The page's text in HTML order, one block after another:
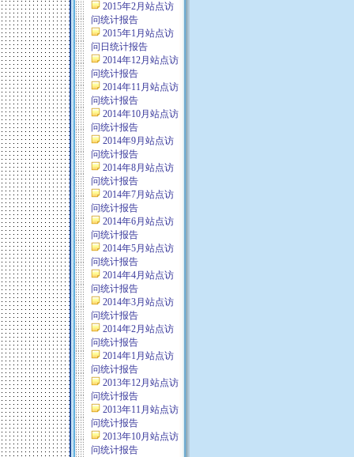
2015年2月站点访
问统计报告
2015年1月站点访
问日统计报告
2014年12月站点访
问统计报告
2014年11月站点访
问统计报告
2014年10月站点访
问统计报告
2014年9月站点访
问统计报告
2014年8月站点访
问统计报告
2014年7月站点访
问统计报告
2014年6月站点访
问统计报告
2014年5月站点访
问统计报告
2014年4月站点访
问统计报告
2014年3月站点访
问统计报告
2014年2月站点访
问统计报告
2014年1月站点访
问统计报告
2013年12月站点访
问统计报告
2013年11月站点访
问统计报告
2013年10月站点访
问统计报告